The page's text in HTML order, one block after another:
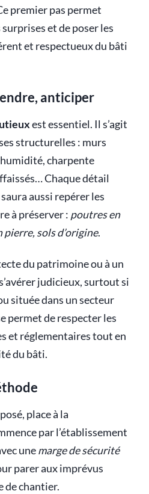
premier pas permet
et de poser les
et respectueux du bâti
anticiper
est essentiel. Il s’agit
structurelles : murs
charpente
Chaque détail
aussi repérer les
à préserver : poutres en
pierre, sols d’origine.
du patrimoine ou à un
judicieux, surtout si
située dans un secteur
permet de respecter les
et réglementaires tout en
du bâti.
place à la
par l’établissement
unemarge de sécurité
parer aux imprévus
de chantier.